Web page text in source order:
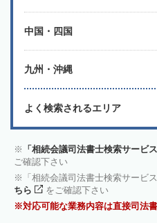
中国・四国
九州・沖縄
よく検索されるエリア
「相続会議司法書士検索サービ
ご確認下さい
「相続会議司法書士検索サービ
ちら
をご確認下さい
対応可能な業務内容は直接司法